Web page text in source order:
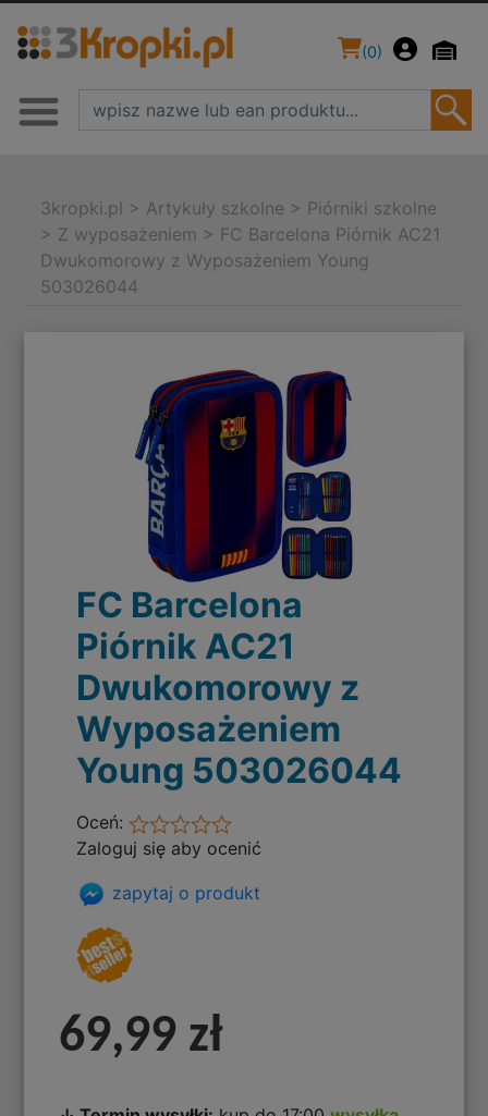
(0)
3kropki.pl > Artykuły szkolne > Piórniki szkolne
> Z wyposażeniem > FC Barcelona Piórnik AC21
Dwukomorowy z Wyposażeniem Young
503026044
FC Barcelona
Piórnik AC21
Dwukomorowy z
Wyposażeniem
Young 503026044
Oceń:
Zaloguj się aby ocenić
zapytaj o produkt
69,99 zł